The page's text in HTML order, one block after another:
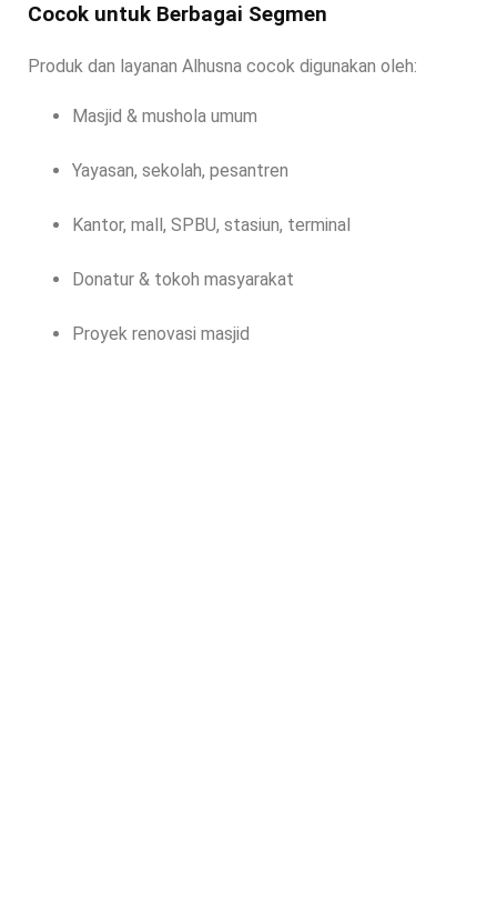
Cocok untuk Berbagai Segmen
Produk dan layanan Alhusna cocok digunakan oleh:
Masjid & mushola umum
Yayasan, sekolah, pesantren
Kantor, mall, SPBU, stasiun, terminal
Donatur & tokoh masyarakat
Proyek renovasi masjid